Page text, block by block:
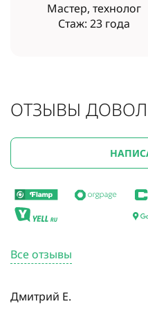
Мастер, технолог
Стаж: 23 года
ОТЗЫВЫ
Все отзывы
Дмитрий Е.